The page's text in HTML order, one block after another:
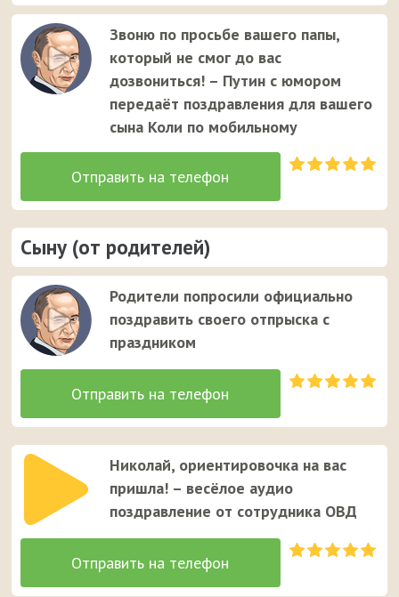
Звоню по просьбе вашего папы,
который не смог до вас
дозвониться! – Путин с юмором
передаёт поздравления для вашего
сына Коли по мобильному
Сыну (от родителей)
Родители попросили официально
поздравить своего отпрыска с
праздником
Николай, ориентировочка на вас
пришла! – весёлое аудио
поздравление от сотрудника ОВД